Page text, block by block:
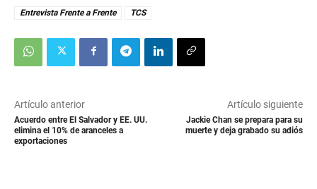
Entrevista Frente a Frente
TCS
Artículo anterior
Acuerdo entre El Salvador y EE. UU.
elimina el 10% de aranceles a
exportaciones
Artículo siguiente
Jackie Chan se prepara para su
muerte y deja grabado su adiós